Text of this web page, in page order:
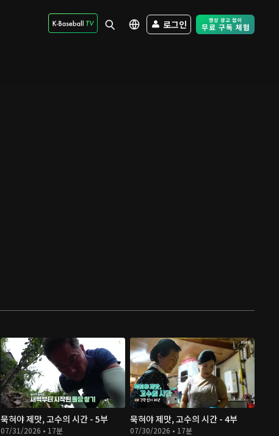
로그인 Free Trial -
묵혀야 제맛, 고수의 시간 - 5부
07/31/2026 • 17분
묵혀야 제맛, 고수의 시간 - 4부
07/30/2026 • 17분